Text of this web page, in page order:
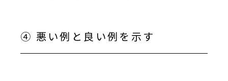
④ 悪い例と良い例を示す